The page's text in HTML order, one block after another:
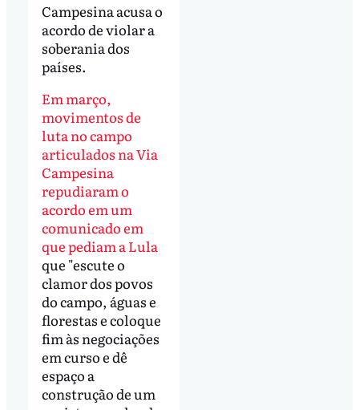
Campesina acusa o
acordo de violar a
soberania dos
países.
Em março,
movimentos de
luta no campo
articulados na Via
Campesina
repudiaram o
acordo em um
comunicado em
que pediam a Lula
que "escute o
clamor dos povos
do campo, águas e
florestas e coloque
fim às negociações
em curso e dê
espaço a
construção de um